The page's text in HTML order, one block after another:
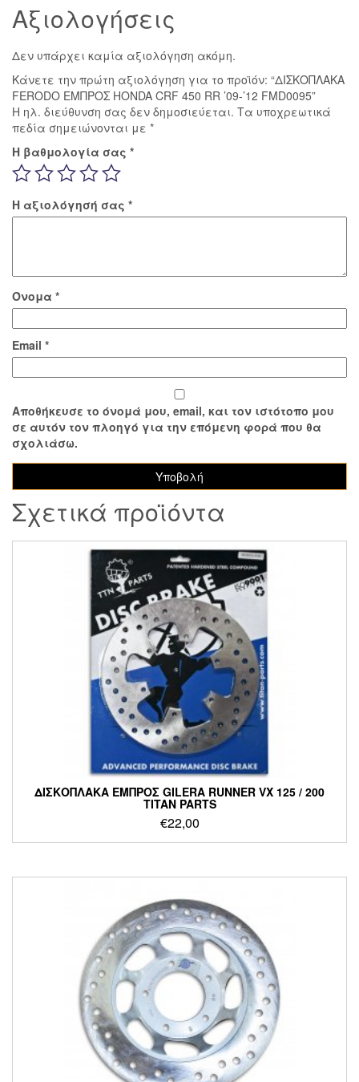
Αξιολογήσεις
Δεν υπάρχει καμία αξιολόγηση ακόμη.
Κάνετε την πρώτη αξιολόγηση για το προϊόν: “ΔΙΣΚΟΠΛΑΚΑ
FERODO ΕΜΠΡΟΣ HONDA CRF 450 RR ’09-’12 FMD0095”
Η ηλ. διεύθυνση σας δεν δημοσιεύεται. Τα υποχρεωτικά
πεδία σημειώνονται με *
Η βαθμολογία σας *
Η αξιολόγησή σας *
Όνομα *
Email *
Αποθήκευσε το όνομά μου, email, και τον ιστότοπο μου
σε αυτόν τον πλοηγό για την επόμενη φορά που θα
σχολιάσω.
Σχετικά προϊόντα
ΔΙΣΚΟΠΛΑΚΑ ΕΜΠΡΟΣ GILERA RUNNER VX 125 / 200
TITAN PARTS
€22,00